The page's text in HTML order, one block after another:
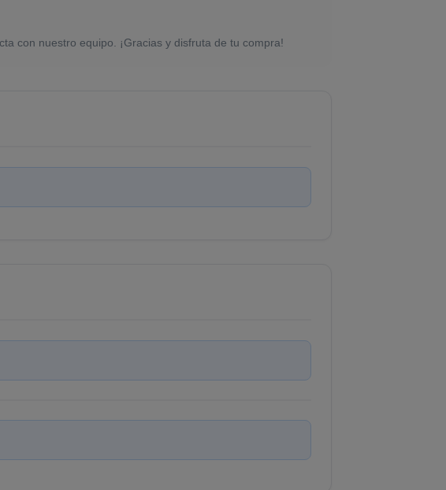
con nuestro equipo. ¡Gracias y disfruta de tu compra!